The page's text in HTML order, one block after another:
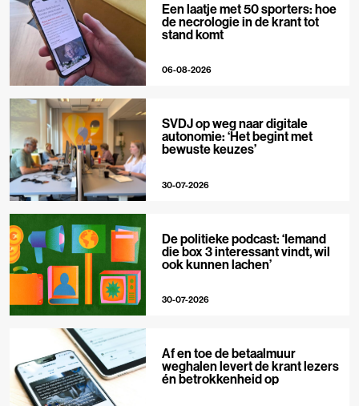
Een laatje met 50 sporters: hoe
de necrologie in de krant tot
stand komt
06-08-2026
SVDJ op weg naar digitale
autonomie: ‘Het begint met
bewuste keuzes’
30-07-2026
De politieke podcast: ‘Iemand
die box 3 interessant vindt, wil
ook kunnen lachen’
30-07-2026
Af en toe de betaalmuur
weghalen levert de krant lezers
én betrokkenheid op